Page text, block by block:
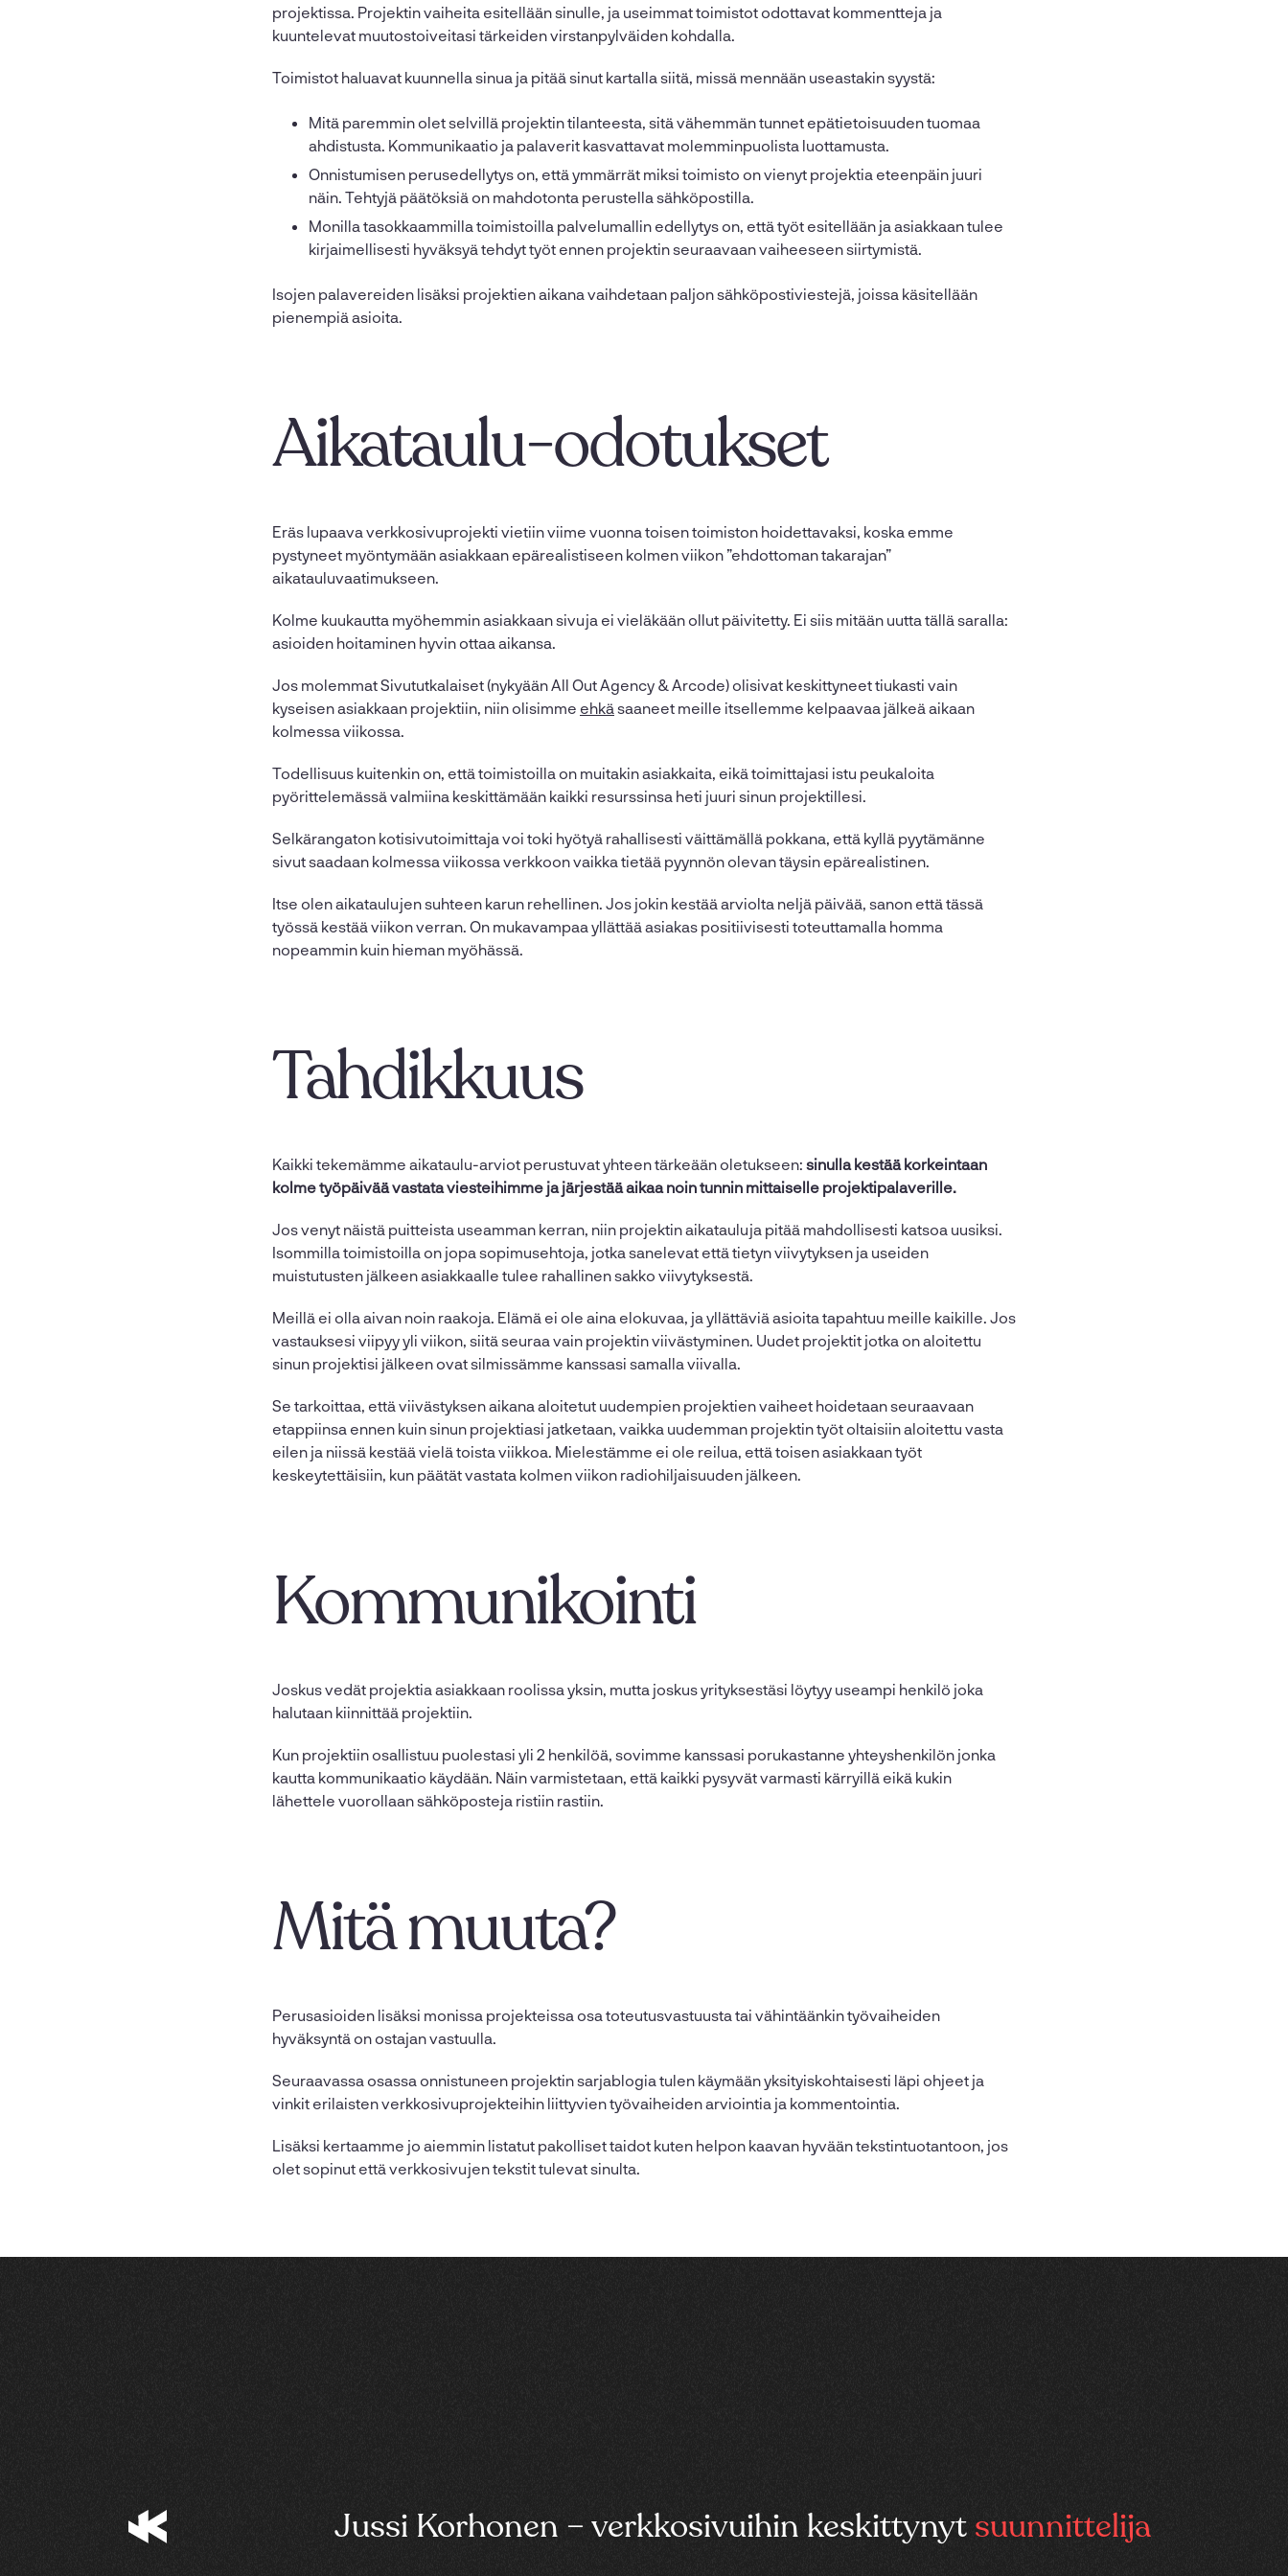
projektissa. Projektin vaiheita esitellään sinulle, ja useimmat toimistot odottavat kommentteja ja
kuuntelevat muutostoiveitasi tärkeiden virstanpylväiden kohdalla.
Toimistot haluavat kuunnella sinua ja pitää sinut kartalla siitä, missä mennään useastakin syystä:
Mitä paremmin olet selvillä projektin tilanteesta, sitä vähemmän tunnet epätietoisuuden tuomaa
ahdistusta. Kommunikaatio ja palaverit kasvattavat molemminpuolista luottamusta.
Onnistumisen perusedellytys on, että ymmärrät miksi toimisto on vienyt projektia eteenpäin juuri
näin. Tehtyjä päätöksiä on mahdotonta perustella sähköpostilla.
Monilla tasokkaammilla toimistoilla palvelumallin edellytys on, että työt esitellään ja asiakkaan tulee
kirjaimellisesti hyväksyä tehdyt työt ennen projektin seuraavaan vaiheeseen siirtymistä.
Isojen palavereiden lisäksi projektien aikana vaihdetaan paljon sähköpostiviestejä, joissa käsitellään
pienempiä asioita.
Aikataulu-odotukset
Eräs lupaava verkkosivuprojekti vietiin viime vuonna toisen toimiston hoidettavaksi, koska emme
pystyneet myöntymään asiakkaan epärealistiseen kolmen viikon ”ehdottoman takarajan”
aikatauluvaatimukseen.
Kolme kuukautta myöhemmin asiakkaan sivuja ei vieläkään ollut päivitetty. Ei siis mitään uutta tällä saralla:
asioiden hoitaminen hyvin ottaa aikansa.
Jos molemmat Sivututkalaiset (nykyään All Out Agency & Arcode) olisivat keskittyneet tiukasti vain
kyseisen asiakkaan projektiin, niin olisimme ehkä saaneet meille itsellemme kelpaavaa jälkeä aikaan
kolmessa viikossa.
Todellisuus kuitenkin on, että toimistoilla on muitakin asiakkaita, eikä toimittajasi istu peukaloita
pyörittelemässä valmiina keskittämään kaikki resurssinsa heti juuri sinun projektillesi.
Selkärangaton kotisivutoimittaja voi toki hyötyä rahallisesti väittämällä pokkana, että kyllä pyytämänne
sivut saadaan kolmessa viikossa verkkoon vaikka tietää pyynnön olevan täysin epärealistinen.
Itse olen aikataulujen suhteen karun rehellinen. Jos jokin kestää arviolta neljä päivää, sanon että tässä
työssä kestää viikon verran. On mukavampaa yllättää asiakas positiivisesti toteuttamalla homma
nopeammin kuin hieman myöhässä.
Tahdikkuus
Kaikki tekemämme aikataulu-arviot perustuvat yhteen tärkeään oletukseen: sinulla kestää korkeintaan
kolme työpäivää vastata viesteihimme ja järjestää aikaa noin tunnin mittaiselle projektipalaverille.
Jos venyt näistä puitteista useamman kerran, niin projektin aikatauluja pitää mahdollisesti katsoa uusiksi.
Isommilla toimistoilla on jopa sopimusehtoja, jotka sanelevat että tietyn viivytyksen ja useiden
muistutusten jälkeen asiakkaalle tulee rahallinen sakko viivytyksestä.
Meillä ei olla aivan noin raakoja. Elämä ei ole aina elokuvaa, ja yllättäviä asioita tapahtuu meille kaikille. Jos
vastauksesi viipyy yli viikon, siitä seuraa vain projektin viivästyminen. Uudet projektit jotka on aloitettu
sinun projektisi jälkeen ovat silmissämme kanssasi samalla viivalla.
Se tarkoittaa, että viivästyksen aikana aloitetut uudempien projektien vaiheet hoidetaan seuraavaan
etappiinsa ennen kuin sinun projektiasi jatketaan, vaikka uudemman projektin työt oltaisiin aloitettu vasta
eilen ja niissä kestää vielä toista viikkoa. Mielestämme ei ole reilua, että toisen asiakkaan työt
keskeytettäisiin, kun päätät vastata kolmen viikon radiohiljaisuuden jälkeen.
Kommunikointi
Joskus vedät projektia asiakkaan roolissa yksin, mutta joskus yrityksestäsi löytyy useampi henkilö joka
halutaan kiinnittää projektiin.
Kun projektiin osallistuu puolestasi yli 2 henkilöä, sovimme kanssasi porukastanne yhteyshenkilön jonka
kautta kommunikaatio käydään. Näin varmistetaan, että kaikki pysyvät varmasti kärryillä eikä kukin
lähettele vuorollaan sähköposteja ristiin rastiin.
Mitä muuta?
Perusasioiden lisäksi monissa projekteissa osa toteutusvastuusta tai vähintäänkin työvaiheiden
hyväksyntä on ostajan vastuulla.
Seuraavassa osassa onnistuneen projektin sarjablogia tulen käymään yksityiskohtaisesti läpi ohjeet ja
vinkit erilaisten verkkosivuprojekteihin liittyvien työvaiheiden arviointia ja kommentointia.
Lisäksi kertaamme jo aiemmin listatut pakolliset taidot kuten helpon kaavan hyvään tekstintuotantoon, jos
olet sopinut että verkkosivujen tekstit tulevat sinulta.
Jussi Korhonen – verkkosivuihin keskittynytsuunnittelija